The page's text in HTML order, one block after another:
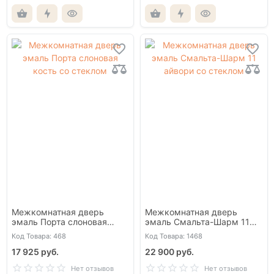
Межкомнатная дверь
эмаль Порта слоновая
кость со стеклом
Код Товара: 468
17 925 руб.
Нет отзывов
Межкомнатная дверь
эмаль Смальта-Шарм 11
айвори со стеклом
Код Товара: 1468
22 900 руб.
Нет отзывов